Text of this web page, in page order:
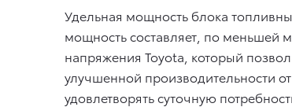
Удельная мощность блока
мощность составляет, по меньшей
напряжения Toyota, который
улучшенной производительности
удовлетворять суточную